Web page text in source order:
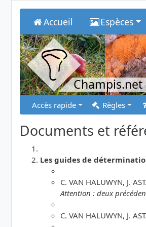
Accueil Espèces
Champis.net
Accès rapide Règles
Documents et
Les guides de
C. VAN HALUWYN, J.
Attention : deux
C. VAN HALUWYN, J.